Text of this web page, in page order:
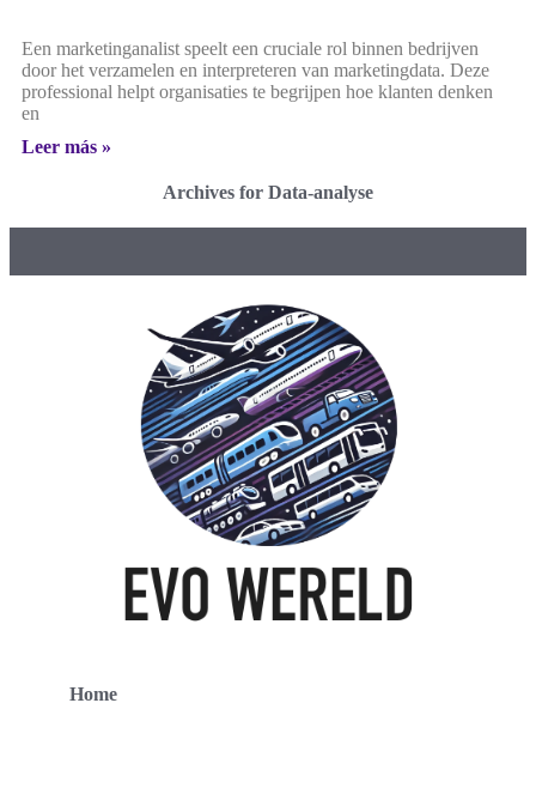
Een marketinganalist speelt een cruciale rol binnen bedrijven
door het verzamelen en interpreteren van marketingdata. Deze
professional helpt organisaties te begrijpen hoe klanten denken
en
Leer más »
Archives for Data-analyse
Home